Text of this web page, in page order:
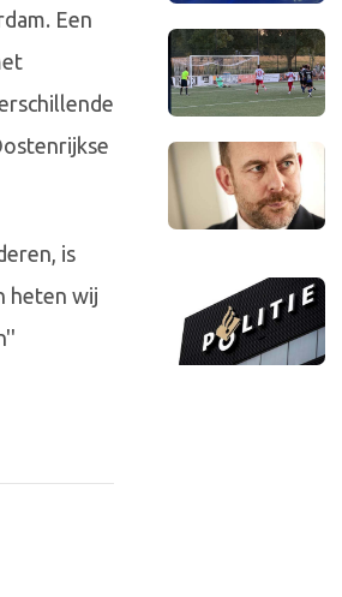
Een
is
heten wij